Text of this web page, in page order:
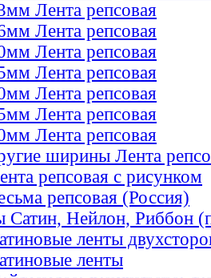
Лента репсовая
Лента репсовая
Лента репсовая
Лента репсовая
Лента репсовая
Лента репсовая
Лента репсовая
ширины Лента
репсовая с рисунком
репсовая (Россия)
Сатин, Нейлон, Риббон
ленты
ленты